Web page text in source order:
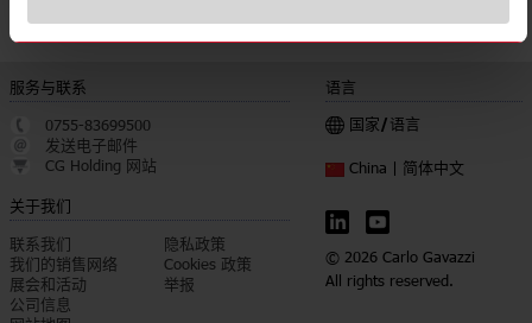
服务与联系
0755-83699500
发送电子邮件
CG Holding 网站
关于我们
联系我们
我们的销售网络
展会和活动
公司信息
隐私政策
Cookies 政策
举报
语言
国家/语言
China | 简体中文
© 2026 Carlo Gavazzi
All rights reserved.